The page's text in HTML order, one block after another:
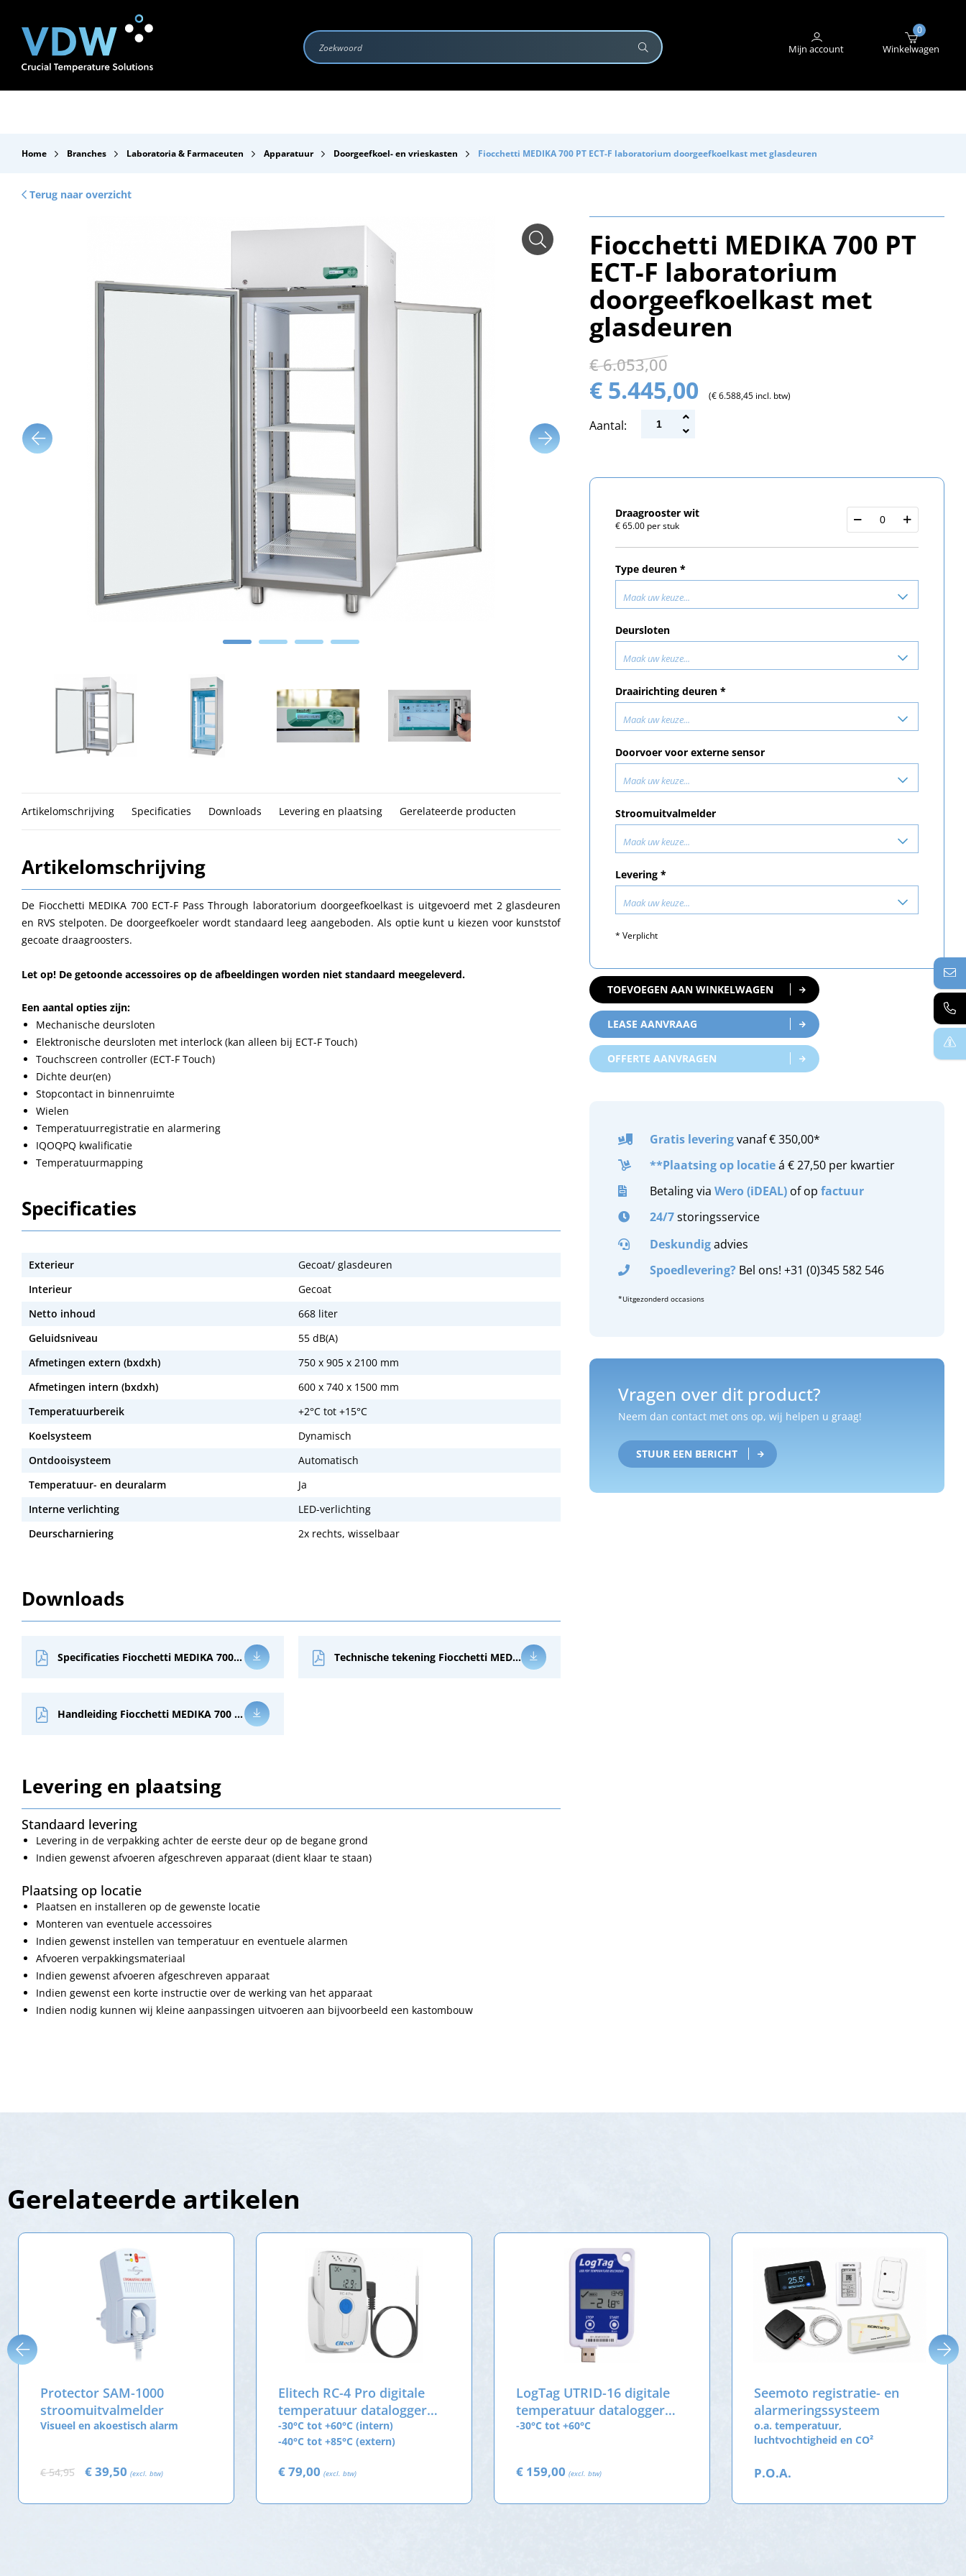
Mijn account
0
Winkelwagen
Branches STORING MELDEN
Home Branches Laboratoria & Farmaceuten Apparatuur Doorgeefkoel- en vrieskasten Fiocchetti MEDIKA 700 PT ECT-F laboratorium doorgeefkoelkast met glasdeuren
Terug naar overzicht
Fiocchetti MEDIKA 700 PT
ECT-F laboratorium
doorgeefkoelkast met
glasdeuren
€ 6.053,00
€ 5.445,00 (€ 6.588,45 incl. btw)
Aantal:
Draagrooster wit
€ 65.00 per stuk
Type deuren *
Maak uw keuze...
Deursloten
Maak uw keuze...
Draairichting deuren *
Maak uw keuze...
Doorvoer voor externe sensor
Maak uw keuze...
Stroomuitvalmelder
Maak uw keuze...
Levering *
Maak uw keuze...
* Verplicht
TOEVOEGEN AAN WINKELWAGEN
LEASE AANVRAAG
OFFERTE AANVRAGEN
Gratis leveringvanaf € 350,00*
**Plaatsing op locatieá € 27,50 per kwartier
Betaling viaWero (iDEAL) of opfactuur
24/7storingsservice
Deskundigadvies
Spoedlevering? Bel ons! +31 (0)345 582 546
*Uitgezonderd occasions
Vragen over dit product?
Neem dan contact met ons op, wij helpen u graag!
STUUR EEN BERICHT
Artikelomschrijving Specificaties Downloads Levering en plaatsing Gerelateerde producten
Artikelomschrijving
De Fiocchetti MEDIKA 700 ECT-F Pass Through laboratorium doorgeefkoelkast is uitgevoerd met 2 glasdeuren
en RVS stelpoten. De doorgeefkoeler wordt standaard leeg aangeboden. Als optie kunt u kiezen voor kunststof
gecoate draagroosters.
Let op! De getoonde accessoires op de afbeeldingen worden niet standaard meegeleverd.
Een aantal opties zijn:
Mechanische deursloten
Elektronische deursloten met interlock (kan alleen bij ECT-F Touch)
Touchscreen controller (ECT-F Touch)
Dichte deur(en)
Stopcontact in binnenruimte
Wielen
Temperatuurregistratie en alarmering
IQOQPQ kwalificatie
Temperatuurmapping
Specificaties
Exterieur
Gecoat/ glasdeuren
Interieur
Gecoat
Netto inhoud
668 liter
Geluidsniveau
55 dB(A)
Afmetingen extern (bxdxh)
750 x 905 x 2100 mm
Afmetingen intern (bxdxh)
600 x 740 x 1500 mm
Temperatuurbereik
+2°C tot +15°C
Koelsysteem
Dynamisch
Ontdooisysteem
Automatisch
Temperatuur- en deuralarm
Ja
Interne verlichting
LED-verlichting
Deurscharniering
2x rechts, wisselbaar
Downloads
Specificaties Fiocchetti MEDIKA 700 PT ECT-F Technische tekening Fiocchetti MEDIKA 700 PT ECT-F
Handleiding Fiocchetti MEDIKA 700 PT ECT-F
Levering en plaatsing
Standaard levering
Levering in de verpakking achter de eerste deur op de begane grond
Indien gewenst afvoeren afgeschreven apparaat (dient klaar te staan)
Plaatsing op locatie
Plaatsen en installeren op de gewenste locatie
Monteren van eventuele accessoires
Indien gewenst instellen van temperatuur en eventuele alarmen
Afvoeren verpakkingsmateriaal
Indien gewenst afvoeren afgeschreven apparaat
Indien gewenst een korte instructie over de werking van het apparaat
Indien nodig kunnen wij kleine aanpassingen uitvoeren aan bijvoorbeeld een kastombouw
Gerelateerde artikelen
Protector SAM-1000
stroomuitvalmelder
Visueel en akoestisch alarm
€ 54,95 € 39,50 (excl. btw)
Elitech RC-4 Pro digitale
temperatuur datalogger
met externe sensor
-30°C tot +60°C (intern)
-40°C tot +85°C (extern)
€ 79,00 (excl. btw)
LogTag UTRID-16 digitale
temperatuur datalogger
met USB-aansluiting
-30°C tot +60°C
€ 159,00 (excl. btw)
Seemoto registratie- en
alarmeringssysteem
o.a. temperatuur,
luchtvochtigheid en CO²
P.O.A.